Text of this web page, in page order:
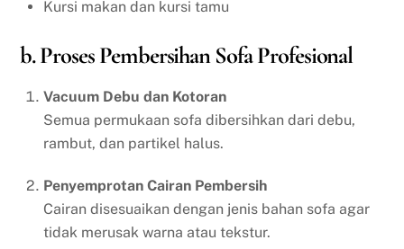
Kursi makan dan kursi tamu
b. Proses Pembersihan Sofa Profesional
Vacuum Debu dan Kotoran
Semua permukaan sofa dibersihkan dari debu,
rambut, dan partikel halus.
Penyemprotan Cairan Pembersih
Cairan disesuaikan dengan jenis bahan sofa agar
tidak merusak warna atau tekstur.